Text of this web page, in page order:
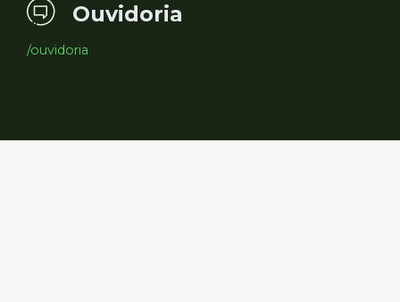
Ouvidoria
/ouvidoria